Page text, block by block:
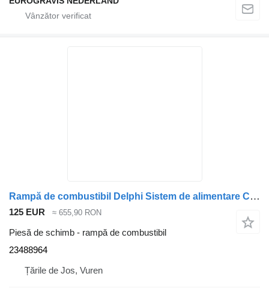
Rampă de combustibil Delphi Sistem de alimentare Commonrail, sistem de presiune Volvo 23488964 pentru camion
125 EUR ≈ 655,90 RON
Piesă de schimb - rampă de combustibil
23488964
Țările de Jos, Vuren